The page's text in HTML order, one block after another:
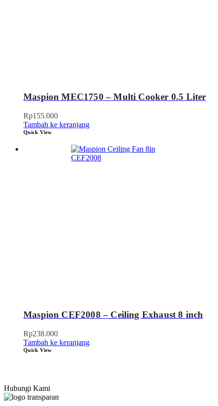
Maspion MEC1750 – Multi Cooker 0.5 Liter
Rp155.000
Tambah ke keranjang
Quick View
Maspion CEF2008 – Ceiling Exhaust 8 inch
Rp238.000
Tambah ke keranjang
Quick View
Hubungi Kami